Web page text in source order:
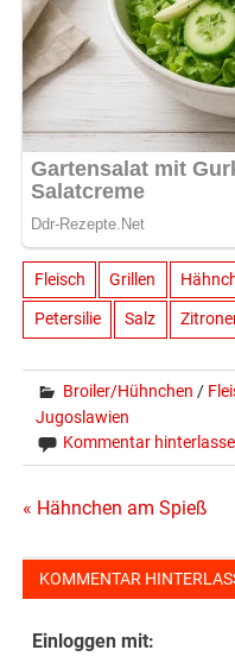
Fleisch Grillen
Petersilie Salz
Broiler/Hühnchen /
Jugoslawien
Kommentar
« Hähnchen am Spieß
KOMMENTAR
Einloggen mit: